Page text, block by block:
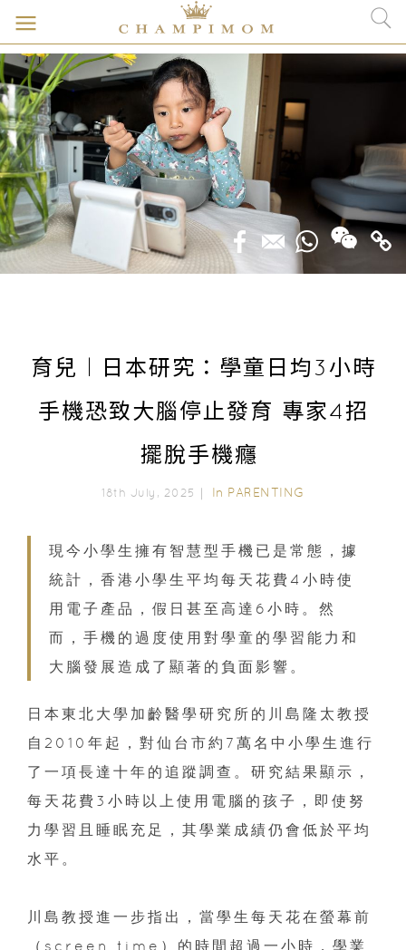
育兒︱日本研究：學童日均3小時
手機恐致大腦停止發育 專家4招
擺脫手機癮
18th July, 2025｜ In PARENTING
現今小學生擁有智慧型手機已是常態，據
統計，香港小學生平均每天花費4小時使
用電子產品，假日甚至高達6小時。然
而，手機的過度使用對學童的學習能力和
大腦發展造成了顯著的負面影響。
日本東北大學加齡醫學研究所的川島隆太教授
自2010年起，對仙台市約7萬名中小學生進行
了一項長達十年的追蹤調查。研究結果顯示，
每天花費3小時以上使用電腦的孩子，即使努
力學習且睡眠充足，其學業成績仍會低於平均
水平。
川島教授進一步指出，當學生每天花在螢幕前
（screen time）的時間超過一小時，學業